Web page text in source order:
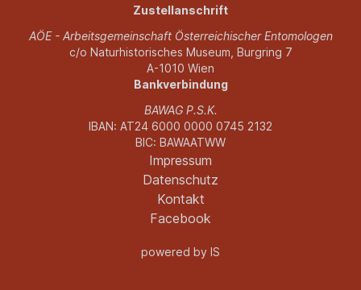
Zustellanschrift
AÖE - Arbeitsgemeinschaft Österreichischer Entomologen
c/o Naturhistorisches Museum, Burgring 7
A-1010 Wien
Bankverbindung
BAWAG P.S.K.
IBAN: AT24 6000 0000 0745 2132
BIC: BAWAATWW
Impressum
Datenschutz
Kontakt
Facebook
powered by IS